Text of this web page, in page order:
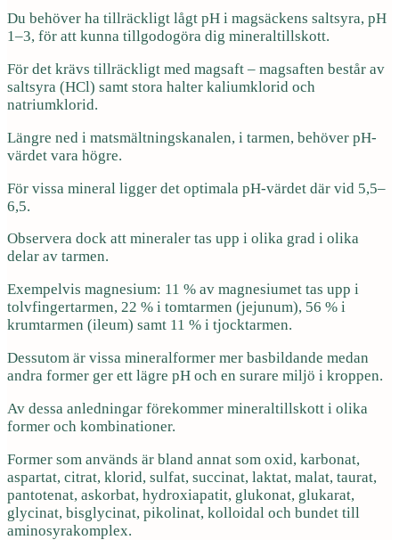
Du behöver ha tillräckligt lågt pH i magsäckens saltsyra, pH
1–3, för att kunna tillgodogöra dig mineraltillskott.
För det krävs tillräckligt med magsaft – magsaften består av
saltsyra (HCl) samt stora halter kaliumklorid och
natriumklorid.
Längre ned i matsmältningskanalen, i tarmen, behöver pH-
värdet vara högre.
För vissa mineral ligger det optimala pH-värdet där vid 5,5–
6,5.
Observera dock att mineraler tas upp i olika grad i olika
delar av tarmen.
Exempelvis magnesium: 11 % av magnesiumet tas upp i
tolvfingertarmen, 22 % i tomtarmen (jejunum), 56 % i
krumtarmen (ileum) samt 11 % i tjocktarmen.
Dessutom är vissa mineralformer mer basbildande medan
andra former ger ett lägre pH och en surare miljö i kroppen.
Av dessa anledningar förekommer mineraltillskott i olika
former och kombinationer.
Former som används är bland annat som oxid, karbonat,
aspartat, citrat, klorid, sulfat, succinat, laktat, malat, taurat,
pantotenat, askorbat, hydroxiapatit, glukonat, glukarat,
glycinat, bisglycinat, pikolinat, kolloidal och bundet till
aminosyrakomplex.